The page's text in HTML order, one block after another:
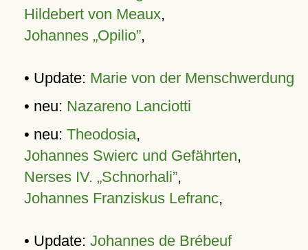
Hildebert von Meaux,
Johannes „Opilio”,
• Update: Marie von der Menschwerdung
• neu: Nazareno Lanciotti
• neu: Theodosia,
Johannes Swierc und Gefährten,
Nerses IV. „Schnorhali”,
Johannes Franziskus Lefranc,
• Update: Johannes de Brébeuf